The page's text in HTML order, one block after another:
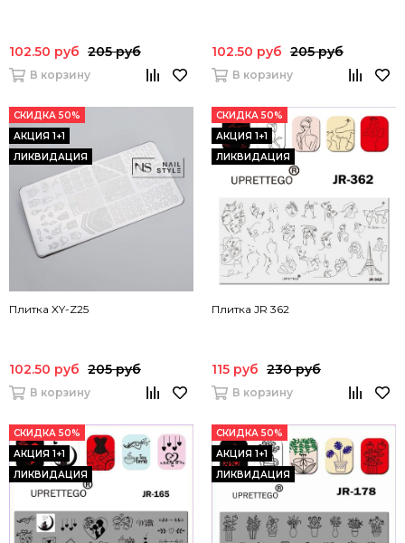
102.50 руб 205 руб
В корзину
102.50 руб 205 руб
В корзину
СКИДКА 50%
АКЦИЯ 1+1
ЛИКВИДАЦИЯ
Плитка XY-Z25
102.50 руб 205 руб
В корзину
СКИДКА 50%
АКЦИЯ 1+1
ЛИКВИДАЦИЯ
Плитка JR 362
115 руб 230 руб
В корзину
СКИДКА 50%
АКЦИЯ 1+1
ЛИКВИДАЦИЯ
СКИДКА 50%
АКЦИЯ 1+1
ЛИКВИДАЦИЯ